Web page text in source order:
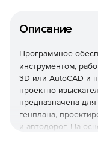
Описание
Программное
инструментом,
3D или AutoCAD и
проектно-
предназначена
генплана,
и автодорог. На